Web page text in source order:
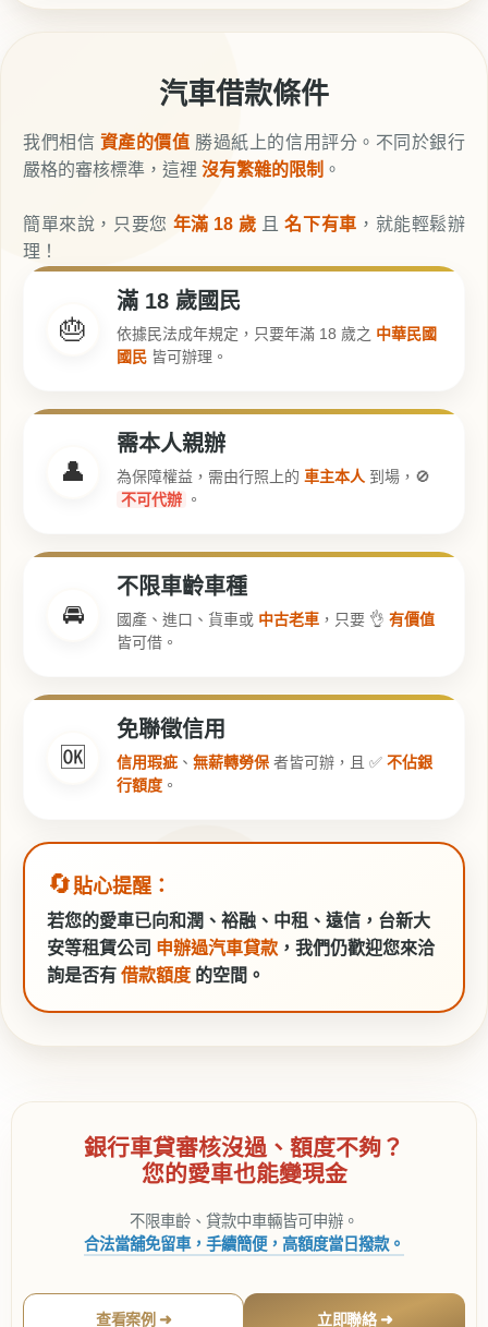
汽車借款條件
我們相信 資產的價值 勝過紙上的信用評分。不同於銀行
嚴格的審核標準，這裡 沒有繁雜的限制 。
簡單來說，只要您 年滿 18 歲 且名下有車 ，就能輕鬆辦
理！
🎂
滿 18 歲國民
依據民法成年規定，只要年滿 18 歲之 中華民國
國民 皆可辦理。
👤
需本人親辦
為保障權益，需由行照上的 車主本人 到場，🚫
不可代辦 。
🚘
不限車齡車種
國產、進口、貨車或 中古老車 ，只要 👌 有價值
皆可借。
🆗
免聯徵信用
信用瑕疵 、 無薪轉勞保 者皆可辦，且 ✅ 不佔銀
行額度 。
🔄 貼心提醒：
若您的愛車已向和潤、裕融、中租、遠信，台新大
安等租賃公司 申辦過汽車貸款 ，我們仍歡迎您來洽
詢是否有 借款額度 的空間。
銀行車貸審核沒過、額度不夠？
您的愛車也能變現金
不限車齡、貸款中車輛皆可申辦。
合法當舖免留車，手續簡便，高額度當日撥款。
查看案例 ➜ 立即聯絡 ➜